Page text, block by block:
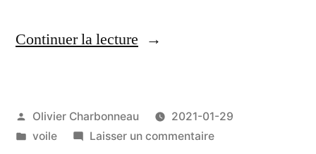
Continuer la lecture de
la
Publié
par
Olivier Charbonneau
2021-01-29
Publié
voile Laisser un commentairesur